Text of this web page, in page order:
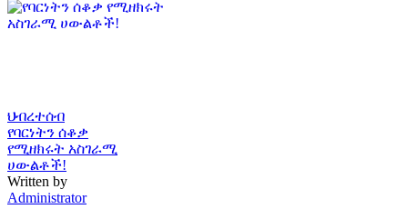
ህብረተሰብ
የባርነትን ሰቆቃ
የሚዘክሩት አስገራሚ
ሀውልቶች!
Written by
Administrator